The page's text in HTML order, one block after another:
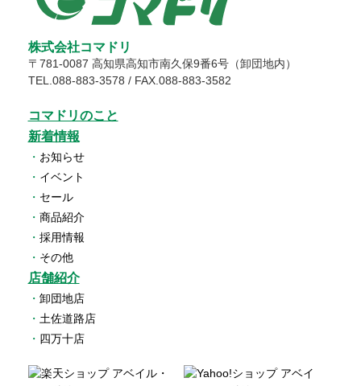
株式会社コマドリ
〒 781-0087 高知県高知市南久保9番6号（卸団地内）
TEL.088-883-3578 / FAX.088-883-3582
コマドリのこと
新着情報
・ お知らせ
・ イベント
・ セール
・ 商品紹介
・ 採用情報
・ その他
店舗紹介
・ 卸団地店
・ 土佐道路店
・ 四万十店